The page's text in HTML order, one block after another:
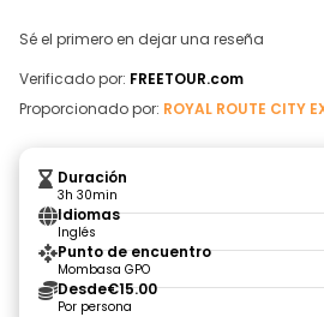
Sé el primero en dejar una reseña
Verificado por: FREETOUR.com
Proporcionado por: ROYAL ROUTE CITY
Duración
3h 30min
Idiomas
Inglés
Punto de encuentro
Mombasa GPO
Desde€15.00
Por persona